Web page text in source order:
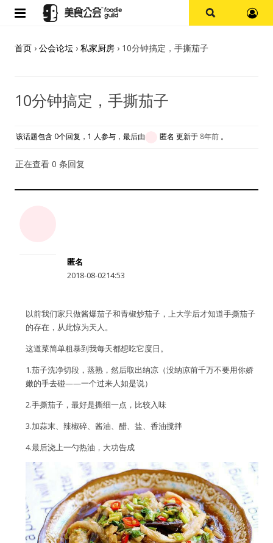
用户名或Email
密码
首页
探店报告
杭州
其他
公会活动
信息发布
悬赏测评
私家厨房
首页 › 公会论坛 › 私家厨房 › 10分钟搞定，手撕茄子
10分钟搞定，手撕茄子
该话题包含 0个回复，1 人参与，最后由 匿名 更新于 8年前 。
正在查看 0 条回复
匿名
2018-08-0214:53
以前我们家只做酱爆茄子和青椒炒茄子，上大学后才知道手撕茄子
的存在，从此惊为天人。
这道菜简单粗暴到我每天都想吃它度日。
1.茄子洗净切段，蒸熟，然后取出纳凉（没纳凉前千万不要用你娇
嫩的手去碰——一个过来人如是说）
2.手撕茄子，最好是撕细一点，比较入味
3.加蒜末、辣椒碎、酱油、醋、盐、香油搅拌
4.最后浇上一勺热油，大功告成